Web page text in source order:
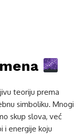
teoriju prema
simboliku. Mnogi
skup slova, već
i energije koju